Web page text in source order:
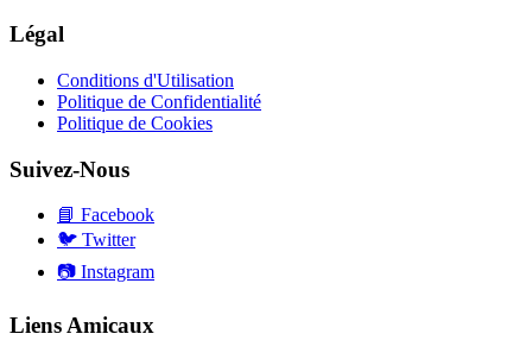
Légal
Conditions d'Utilisation
Politique de Confidentialité
Politique de Cookies
Suivez-Nous
📘 Facebook
🐦 Twitter
📷 Instagram
Liens Amicaux